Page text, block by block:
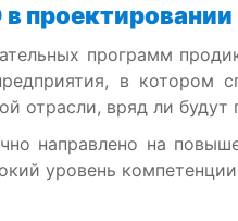
проектировании
программ
в котором
отрасли, вряд ли будут
направлено на
уровень